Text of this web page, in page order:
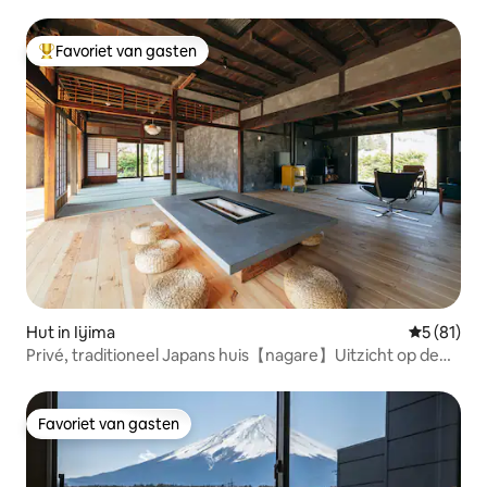
Topfavoriet van gasten
Favoriet van gasten
Hut in Iijima
5 (81)
Privé, traditioneel Japans huis【nagare】Uitzicht op de
Favoriet van gasten
Favoriet van gasten